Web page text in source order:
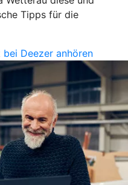
Tipps für die
Deezer anhören